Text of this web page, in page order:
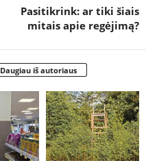
Pasitikrink: ar tiki šiais
mitais apie regėjimą?
Daugiau iš autoriaus